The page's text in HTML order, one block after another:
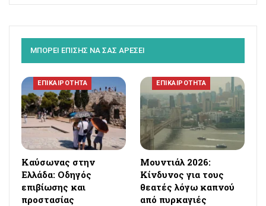
ΜΠΟΡΕΙ ΕΠΙΣΗΣ ΝΑ ΣΑΣ ΑΡΕΣΕΙ
ΕΠΙΚΑΙΡΟΤΗΤΑ
Καύσωνας στην
Ελλάδα: Οδηγός
επιβίωσης και
προστασίας
ΕΠΙΚΑΙΡΟΤΗΤΑ
Μουντιάλ 2026:
Κίνδυνος για τους
θεατές λόγω καπνού
από πυρκαγιές